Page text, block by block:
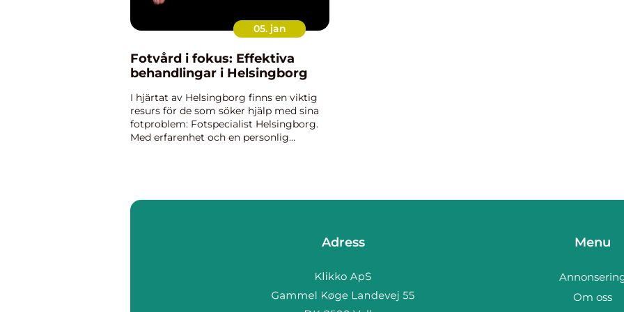
05. jan
Fotvård i fokus: Effektiva
behandlingar i Helsingborg
I hjärtat av Helsingborg finns en viktig
resurs för de som söker hjälp med sina
fotproblem: Fotspecialist Helsingborg.
Med erfarenhet och en personlig
Adress Menu
Om oss